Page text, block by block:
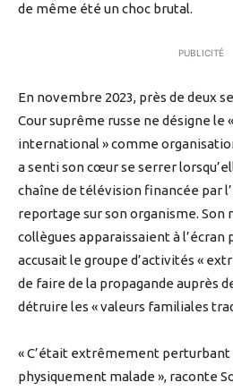
de même été un choc brutal.
PUBLICITÉ
En novembre 2023, près de deux
Cour suprême russe ne désigne le
international » comme
a senti son cœur se serrer
chaîne de télévision financée par
reportage sur son organisme. Son
collègues apparaissaient à l’écran
accusait le groupe d’activités «
de faire de la propagande auprès
détruire les « valeurs familiales
« C’était extrêmement perturbant
physiquement malade », raconte